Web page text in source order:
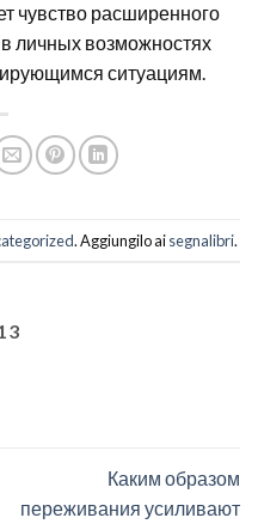
чувство расширенного
личных возможностях
ситуациям.
. Aggiungilo aisegnalibri.
Каким образом
переживания усиливают